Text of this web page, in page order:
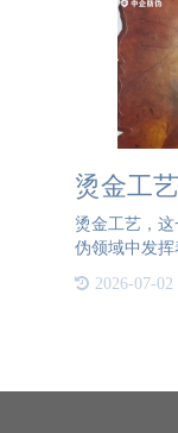
烫金工
烫金工艺，
伪领域中发
是将普通的文
面覆盖一层
2026-07-02